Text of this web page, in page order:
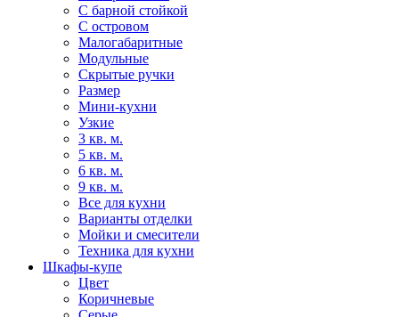
С барной стойкой
С островом
Малогабаритные
Модульные
Скрытые ручки
Размер
Мини-кухни
Узкие
3 кв. м.
5 кв. м.
6 кв. м.
9 кв. м.
Все для кухни
Варианты отделки
Мойки и смесители
Техника для кухни
Шкафы-купе
Цвет
Коричневые